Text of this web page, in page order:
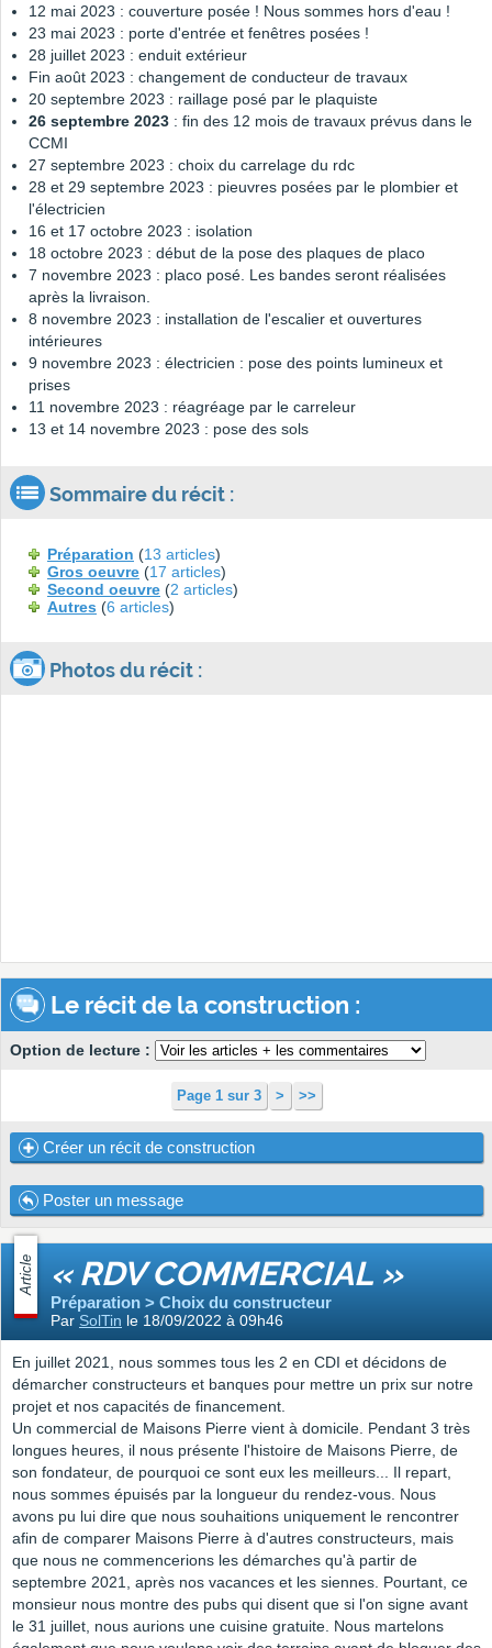
12 mai 2023 : couverture posée ! Nous sommes hors d'eau !
23 mai 2023 : porte d'entrée et fenêtres posées !
28 juillet 2023 : enduit extérieur
Fin août 2023 : changement de conducteur de travaux
20 septembre 2023 : raillage posé par le plaquiste
26 septembre 2023 : fin des 12 mois de travaux prévus dans le
CCMI
27 septembre 2023 : choix du carrelage du rdc
28 et 29 septembre 2023 : pieuvres posées par le plombier et
l'électricien
16 et 17 octobre 2023 : isolation
18 octobre 2023 : début de la pose des plaques de placo
7 novembre 2023 : placo posé. Les bandes seront réalisées
après la livraison.
8 novembre 2023 : installation de l'escalier et ouvertures
intérieures
9 novembre 2023 : électricien : pose des points lumineux et
prises
11 novembre 2023 : réagréage par le carreleur
13 et 14 novembre 2023 : pose des sols
Sommaire du récit :
Préparation (13 articles)
Gros oeuvre (17 articles)
Second oeuvre (2 articles)
Autres (6 articles)
Photos du récit :
Le récit de la construction :
Option de lecture :
Page 1 sur 3 > >>
Créer un récit de construction
Poster un message
Article « RDV COMMERCIAL »
Préparation > Choix du constructeur
Par SolTin le 18/09/2022 à 09h46
En juillet 2021, nous sommes tous les 2 en CDI et décidons de
démarcher constructeurs et banques pour mettre un prix sur notre
projet et nos capacités de financement.
Un commercial de Maisons Pierre vient à domicile. Pendant 3 très
longues heures, il nous présente l'histoire de Maisons Pierre, de
son fondateur, de pourquoi ce sont eux les meilleurs... Il repart,
nous sommes épuisés par la longueur du rendez-vous. Nous
avons pu lui dire que nous souhaitions uniquement le rencontrer
afin de comparer Maisons Pierre à d'autres constructeurs, mais
que nous ne commencerions les démarches qu'à partir de
septembre 2021, après nos vacances et les siennes. Pourtant, ce
monsieur nous montre des pubs qui disent que si l'on signe avant
le 31 juillet, nous aurions une cuisine gratuite. Nous martelons